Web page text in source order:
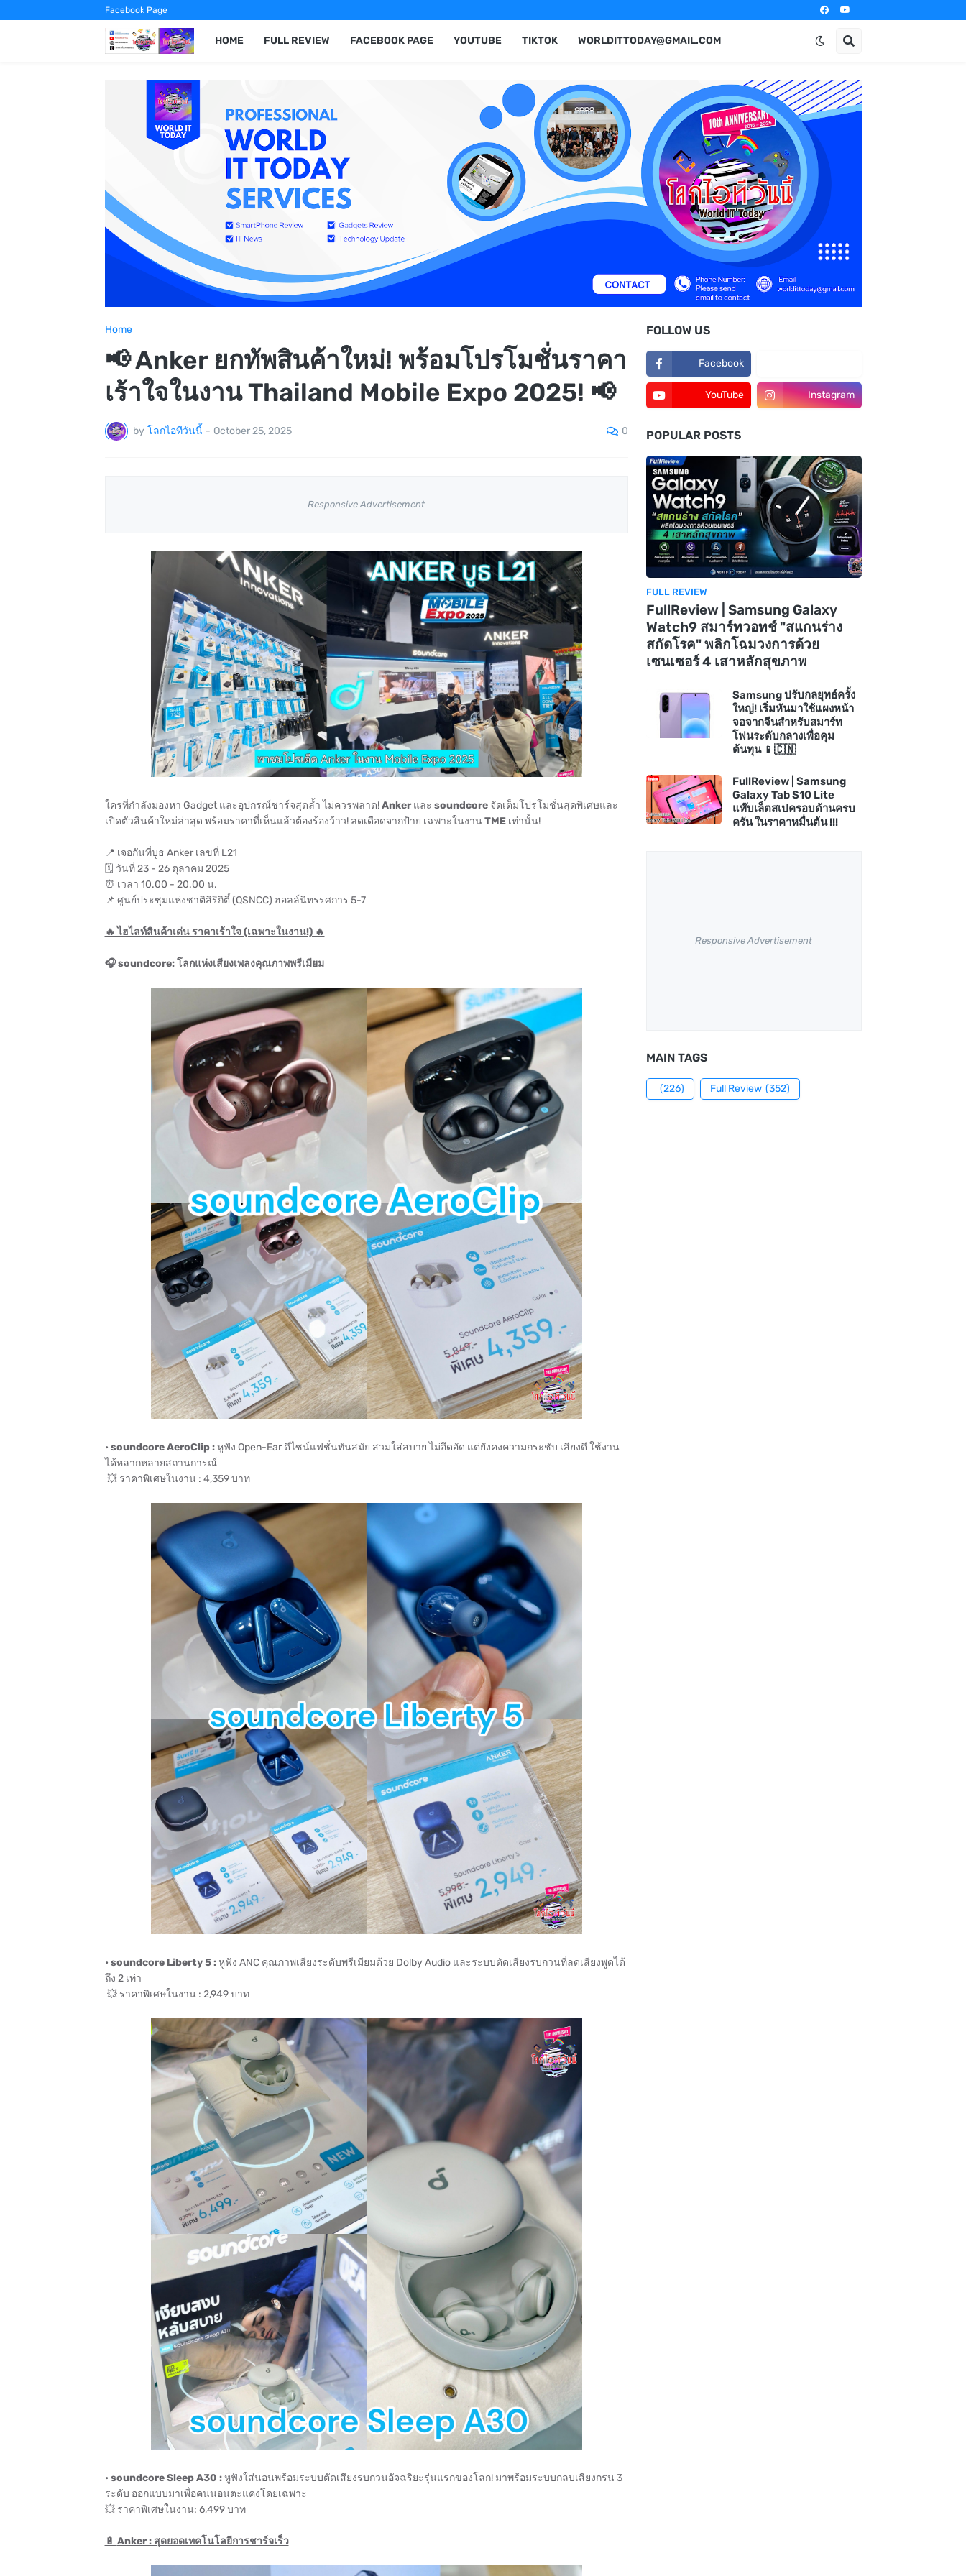
Facebook Page
HOME FULL REVIEW FACEBOOK PAGE YOUTUBE TIKTOK WORLDITTODAY@GMAIL.COM
Home
📢 Anker ยกทัพสินค้าใหม่! พร้อมโปรโมชั่นราคา
เร้าใจในงาน Thailand Mobile Expo 2025! 📢
by โลกไอทีวันนี้ - October 25, 2025 0
Responsive Advertisement
ใครที่กำลังมองหา Gadget และอุปกรณ์ชาร์จสุดล้ำ ไม่ควรพลาด!Ankerและ soundcoreจัดเต็มโปรโมชั่นสุดพิเศษและ
เปิดตัวสินค้าใหม่ล่าสุด พร้อมราคาที่เห็นแล้วต้องร้องว้าว! ลดเดือดจากป้าย เฉพาะในงาน TMEเท่านั้น!
📍 เจอกันที่บูธ Anker เลขที่ L21
🗓 วันที่ 23 - 26 ตุลาคม 2025
⏰ เวลา 10.00 - 20.00 น.
📌 ศูนย์ประชุมแห่งชาติสิริกิติ์ (QSNCC) ฮอลล์นิทรรศการ 5-7
🔥 ไฮไลท์สินค้าเด่น ราคาเร้าใจ (เฉพาะในงาน!) 🔥
🎧 soundcore: โลกแห่งเสียงเพลงคุณภาพพรีเมียม
• soundcore AeroClip :หูฟัง Open-Ear ดีไซน์แฟชั่นทันสมัย สวมใส่สบาย ไม่อึดอัด แต่ยังคงความกระชับ เสียงดี ใช้งาน
ได้หลากหลายสถานการณ์
💥 ราคาพิเศษในงาน : 4,359 บาท
• soundcore Liberty 5 :หูฟัง ANC คุณภาพเสียงระดับพรีเมียมด้วย Dolby Audio และระบบตัดเสียงรบกวนที่ลดเสียงพูดได้
ถึง 2 เท่า
💥 ราคาพิเศษในงาน : 2,949 บาท
• soundcore Sleep A30 :หูฟังใส่นอนพร้อมระบบตัดเสียงรบกวนอัจฉริยะรุ่นแรกของโลก! มาพร้อมระบบกลบเสียงกรน 3
ระดับ ออกแบบมาเพื่อคนนอนตะแคงโดยเฉพาะ
💥 ราคาพิเศษในงาน: 6,499 บาท
🔋 Anker : สุดยอดเทคโนโลยีการชาร์จเร็ว
FOLLOW US
Facebook
YouTube Instagram
POPULAR POSTS
FULL REVIEW
FullReview | Samsung Galaxy
Watch9 สมาร์ทวอทช์ "สแกนร่าง
สกัดโรค" พลิกโฉมวงการด้วย
เซนเซอร์ 4 เสาหลักสุขภาพ
Samsung ปรับกลยุทธ์ครั้ง
ใหญ่! เริ่มหันมาใช้แผงหน้า
จอจากจีนสำหรับสมาร์ท
โฟนระดับกลางเพื่อคุม
ต้นทุน 📱🇨🇳
FullReview | Samsung
Galaxy Tab S10 Lite
แท๊บเล็ตสเปครอบด้านครบ
ครัน ในราคาหมื่นต้น !!!
Responsive Advertisement
MAIN TAGS
(226) Full Review (352)